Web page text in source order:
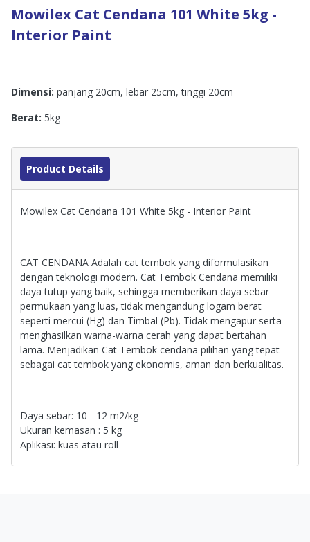
Mowilex Cat Cendana 101 White 5kg -
Interior Paint
Dimensi: panjang 20cm, lebar 25cm, tinggi 20cm
Berat: 5kg
Product Details
Mowilex Cat Cendana 101 White 5kg - Interior Paint
CAT CENDANA Adalah cat tembok yang diformulasikan
dengan teknologi modern. Cat Tembok Cendana memiliki
daya tutup yang baik, sehingga memberikan daya sebar
permukaan yang luas, tidak mengandung logam berat
seperti mercui (Hg) dan Timbal (Pb). Tidak mengapur serta
menghasilkan warna-warna cerah yang dapat bertahan
lama. Menjadikan Cat Tembok cendana pilihan yang tepat
sebagai cat tembok yang ekonomis, aman dan berkualitas.
Daya sebar: 10 - 12 m2/kg
Ukuran kemasan : 5 kg
Aplikasi: kuas atau roll